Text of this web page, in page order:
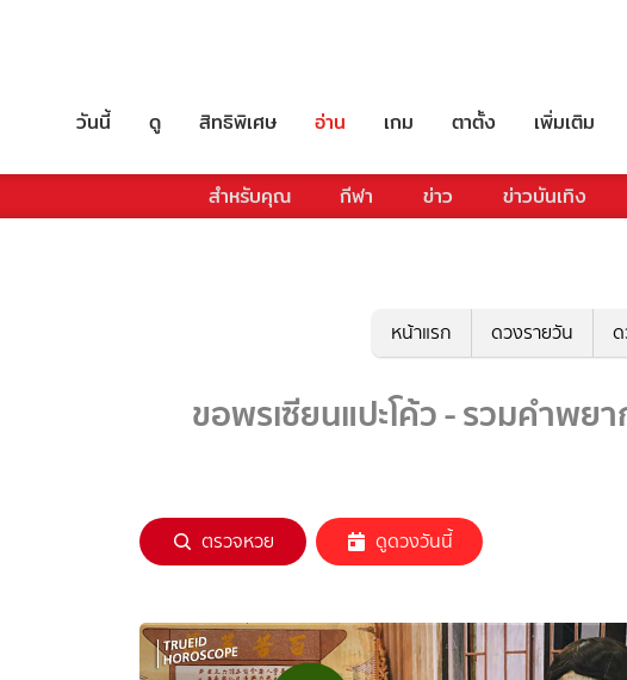
วันนี้ ดู สิทธิพิเศษ อ่าน เกม ตาตั้ง เพิ่มเติม
สำหรับคุณ กีฬา ข่าว ข่าวบันเทิง
หน้าแรก ดวงรายวัน
ขอพรเซียนแปะโค้ว - รวมคำพ
ตรวจหวย ดูดวงวันนี้